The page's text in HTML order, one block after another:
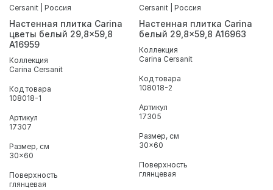
Cersanit | Россия
Настенная плитка Carina
цветы белый 29,8x59,8
A16959
Коллекция
Carina Cersanit
Код товара
108018-1
Артикул
17307
Размер, см
30x60
Поверхность
глянцевая
Cersanit | Россия
Настенная плитка Carina
белый 29,8x59,8 A16963
Коллекция
Carina Cersanit
Код товара
108018-2
Артикул
17305
Размер, см
30x60
Поверхность
глянцевая